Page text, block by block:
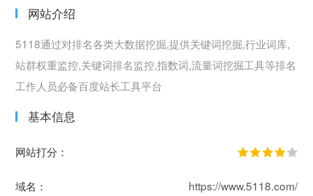
网站介绍
5118通过对排名各类大数据挖掘,提供关键词挖掘,行业词库,
站群权重监控,关键词排名监控,指数词,流量词挖掘工具等排名
工作人员必备百度站长工具平台
基本信息
网站打分：
域名： https://www.5118.com/